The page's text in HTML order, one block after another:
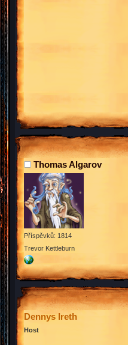
Thomas Algarov
Příspěvků: 1814
Trevor Kettleburn
Dennys Ireth
Host